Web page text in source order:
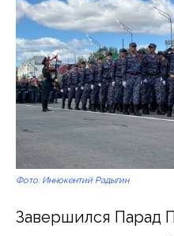
Фото: Иннокентий Радыгин
Завершился Парад